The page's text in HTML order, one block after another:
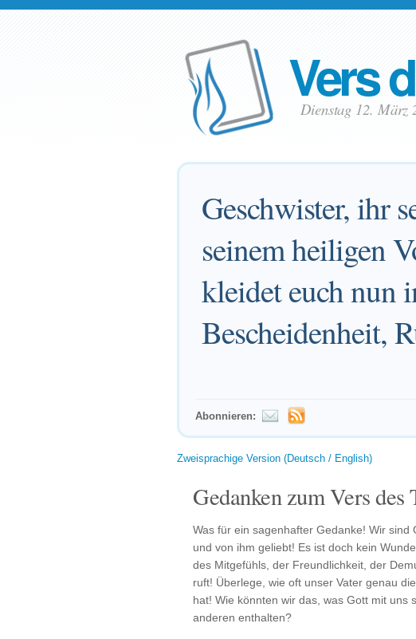
Vers
Dienstag 12. März
Geschwister, ihr
seinem heiligen
kleidet euch nun
Bescheidenheit,
Abonnieren:
Zweisprachige Version (Deutsch / English)
Gedanken zum Vers des
Was für ein sagenhafter Gedanke! Wir
und von ihm geliebt! Es ist doch kein
des Mitgefühls, der Freundlichkeit, der
ruft! Überlege, wie oft unser Vater genau
hat! Wie könnten wir das, was Gott mit uns
anderen enthalten?